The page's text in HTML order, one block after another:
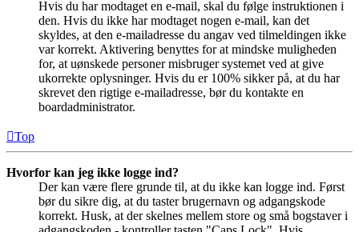
Hvis du har modtaget en e-mail, skal du følge instruktionen i
den. Hvis du ikke har modtaget nogen e-mail, kan det
skyldes, at den e-mailadresse du angav ved tilmeldingen ikke
var korrekt. Aktivering benyttes for at mindske muligheden
for, at uønskede personer misbruger systemet ved at give
ukorrekte oplysninger. Hvis du er 100% sikker på, at du har
skrevet den rigtige e-mailadresse, bør du kontakte en
boardadministrator.
Top
Hvorfor kan jeg ikke logge ind?
Der kan være flere grunde til, at du ikke kan logge ind. Først
bør du sikre dig, at du taster brugernavn og adgangskode
korrekt. Husk, at der skelnes mellem store og små bogstaver i